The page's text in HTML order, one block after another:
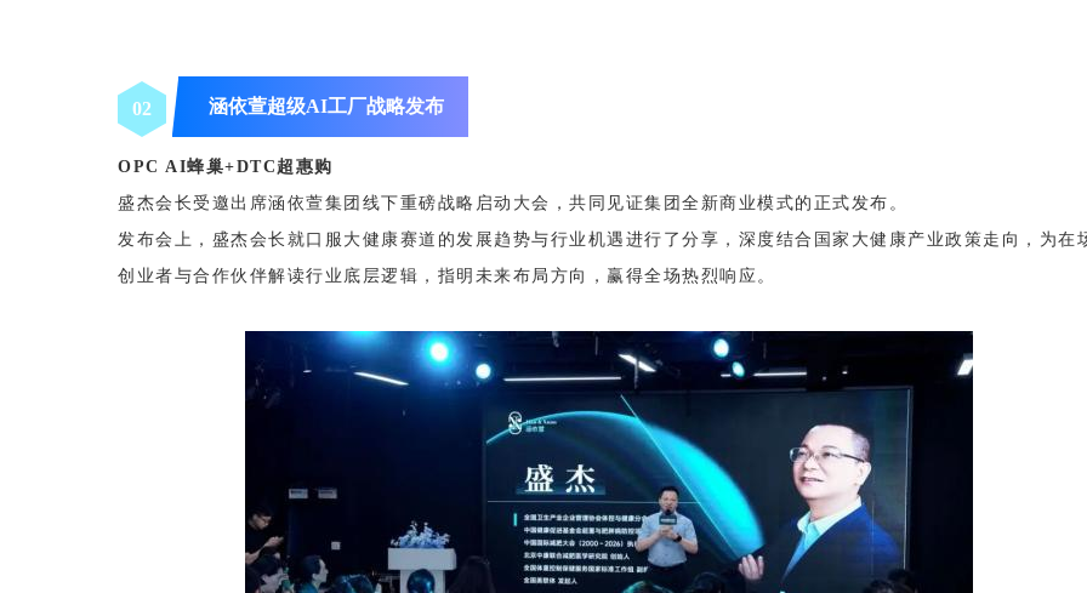
02 涵依萱超级AI工厂战略发布
OPC AI蜂巢+DTC超惠购
盛杰会长受邀出席涵依萱集团线下重磅战略启动大会，共同见证集团全新商业模式的正式发布。
发布会上，盛杰会长就口服大健康赛道的发展趋势与行业机遇进行了分享，深度结合国家大健康产业政策走向，为在
创业者与合作伙伴解读行业底层逻辑，指明未来布局方向，赢得全场热烈响应。